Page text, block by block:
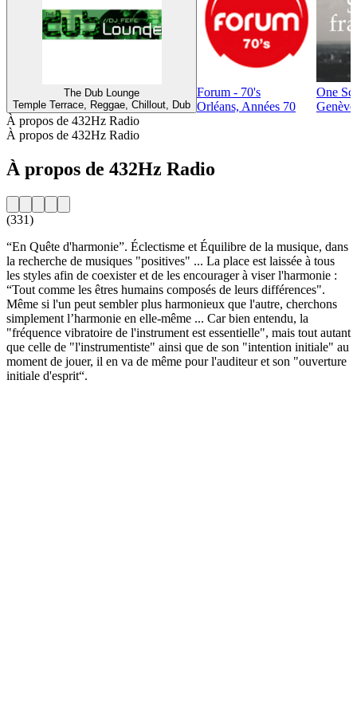
The Dub Lounge
Temple Terrace, Reggae, Chillout, Dub
Forum - 70's
Orléans, Années 70
One
À propos de 432Hz Radio
À propos de 432Hz Radio
À propos de 432Hz Radio
(331)
“En Quête d'harmonie”. Éclectisme et Équilibre de la musique, dans
la recherche de musiques "positives" ... La place est laissée à tous
les styles afin de coexister et de les encourager à viser l'harmonie :
“Tout comme les êtres humains composés de leurs différences".
Même si l'un peut sembler plus harmonieux que l'autre, cherchons
simplement l’harmonie en elle-même ... Car bien entendu, la
"fréquence vibratoire de l'instrument est essentielle", mais tout autant
que celle de "l'instrumentiste" ainsi que de son "intention initiale" au
moment de jouer, il en va de même pour l'auditeur et son "ouverture
initiale d'esprit“.